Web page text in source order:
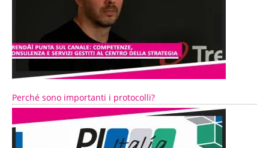
Perché sono importanti i protocolli?